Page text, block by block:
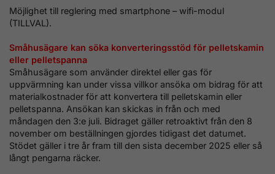
Möjlighet till reglering med smartphone – wifi-modul
(TILLVAL).
Småhusägare kan söka konverteringsstöd för pelletskamin
eller pelletspanna
Småhusägare som använder direktel eller gas för
uppvärmning kan under vissa villkor ansöka om bidrag för att
materialkostnader för att konvertera till pelletskamin eller
pelletspanna. Ansökan kan skickas in från och med
måndagen den 3:e juli. Bidraget gäller retroaktivt från den 8
november om beställningen gjordes tidigast det datumet.
Stödet gäller i tre år fram till den sista december 2025 eller så
långt pengarna räcker.